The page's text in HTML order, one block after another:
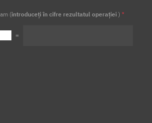
(introduceți în cifre rezultatul operației ) *
=